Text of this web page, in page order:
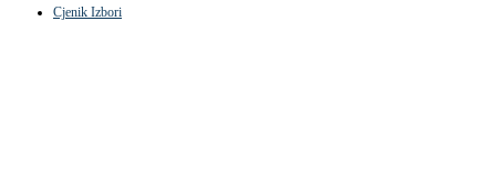
Cjenik Izbori